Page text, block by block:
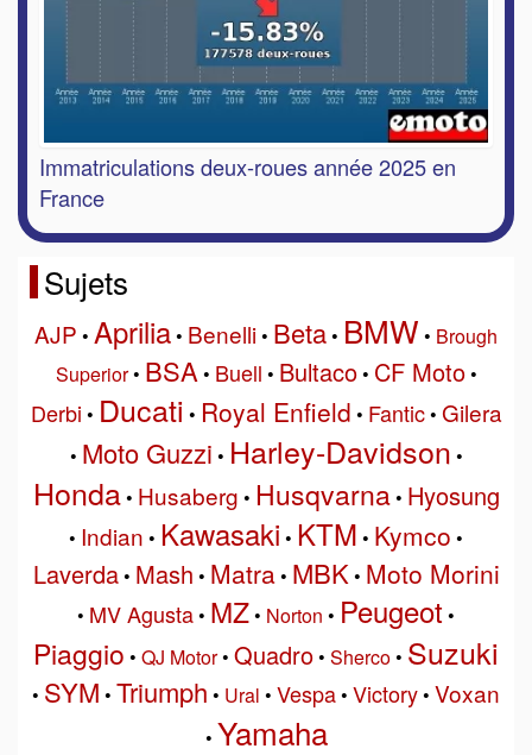
Immatriculations deux-roues année 2025 en
France
Sujets
AJP • Aprilia• Benelli• Beta• BMW • Brough
Superior• BSA• Buell • Bultaco• CF Moto•
Derbi • Ducati • Royal Enfield • Fantic• Gilera
• Moto Guzzi • Harley-Davidson •
Honda• Husaberg • Husqvarna• Hyosung
• Indian • Kawasaki • KTM • Kymco •
Laverda• Mash • Matra• MBK• Moto Morini
• MV Agusta• MZ• Norton • Peugeot •
Piaggio • QJ Motor• Quadro• Sherco• Suzuki
• SYM • Triumph • Ural • Vespa• Victory• Voxan
• Yamaha